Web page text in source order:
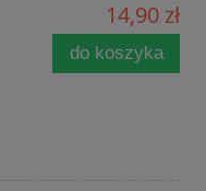
14,90 zł
do koszyka